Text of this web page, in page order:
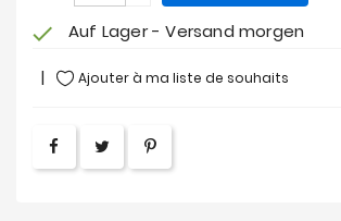
check Auf Lager - Versand morgen
Ajouter à ma liste de souhaits